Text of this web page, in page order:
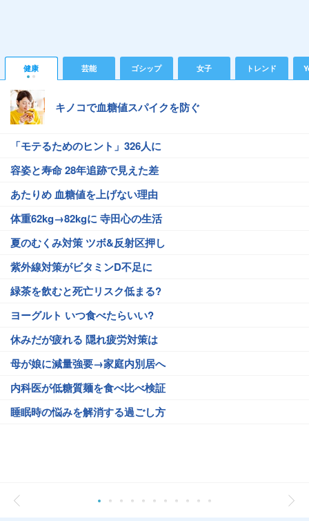
健康 芸能 ゴシップ 女子 トレンド
キノコで血糖値スパイクを防ぐ
「モテるためのヒント」326人に
容姿と寿命 28年追跡で見えた差
あたりめ 血糖値を上げない理由
体重62kg→82kgに 寺田心の生活
夏のむくみ対策 ツボ&反射区押し
紫外線対策がビタミンD不足に
緑茶を飲むと死亡リスク低まる?
ヨーグルト いつ食べたらいい?
休みだが疲れる 隠れ疲労対策は
母が娘に減量強要→家庭内別居へ
内科医が低糖質麺を食べ比べ検証
睡眠時の悩みを解消する過ごし方